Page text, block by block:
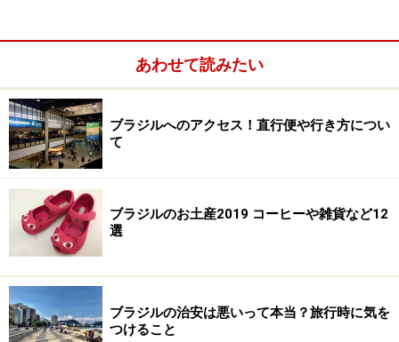
、マルチメディア噴水のショー（土日夜）、プラネタリ
ウム、日本庭園など。
■サッカー博物館
パカエンブー競技場メインスタジアムの下層にある、ブ
あわせて読みたい
ブラジルへのアクセス！直行便や行き方につい
て
ブラジルのお土産2019 コーヒーや雑貨など12
選
ブラジルの治安は悪いって本当？旅行時に気を
つけること